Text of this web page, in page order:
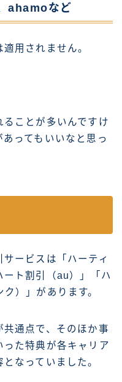
ahamoなど
用されません。
ことが多いんですけ
ってもいいなと思っ
ービスは「ハーティ
ト割引（au）」「ハ
）」があります。
通点で、そのほか事
た特典が各キャリア
なっていました。